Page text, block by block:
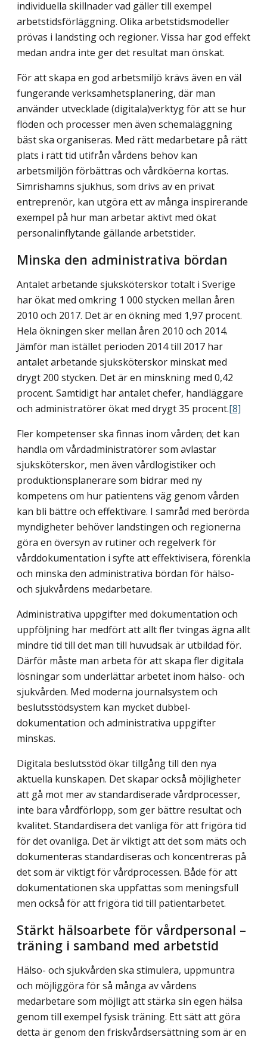
individuella skillnader vad gäller till exempel
arbetstidsförläggning. Olika arbetstidsmodeller
prövas i landsting och regioner. Vissa har god effekt
medan andra inte ger det resultat man önskat.
För att skapa en god arbetsmiljö krävs även en väl
fungerande verksamhets­planering, där man
använder utvecklade (digitala)verktyg för att se hur
flöden och processer men även schemaläggning
bäst ska organiseras. Med rätt medarbetare på rätt
plats i rätt tid utifrån vårdens behov kan
arbetsmiljön förbättras och vårdköerna kortas.
Simrishamns sjukhus, som drivs av en privat
entreprenör, kan utgöra ett av många inspirerande
exempel på hur man arbetar aktivt med ökat
personalinflytande gällande arbetstider.
Minska den administrativa bördan
Antalet arbetande sjuksköterskor totalt i Sverige
har ökat med omkring 1 000 stycken mellan åren
2010 och 2017. Det är en ökning med 1,97 procent.
Hela ökningen sker mellan åren 2010 och 2014.
Jämför man istället perioden 2014 till 2017 har
antalet arbetande sjuksköterskor minskat med
drygt 200 stycken. Det är en minskning med 0,42
procent. Samtidigt har antalet chefer, handläggare
och administratörer ökat med drygt 35 procent.[8]
Fler kompetenser ska finnas inom vården; det kan
handla om vårdadministratörer som avlastar
sjuksköterskor, men även vårdlogistiker och
produktionsplanerare som bidrar med ny
kompetens om hur patientens väg genom vården
kan bli bättre och effektivare. I samråd med berörda
myndigheter behöver landstingen och regionerna
göra en översyn av rutiner och regelverk för
vårddokumentation i syfte att effektivisera, förenkla
och minska den administrativa bördan för hälso-
och sjukvårdens medarbetare.
Administrativa uppgifter med dokumentation och
uppföljning har medfört att allt fler tvingas ägna allt
mindre tid till det man till huvudsak är utbildad för.
Därför måste man arbeta för att skapa fler digitala
lösningar som underlättar arbetet inom hälso- och
sjukvården. Med moderna journalsystem och
beslutsstödsystem kan mycket dubbel­
dokumentation och administrativa uppgifter
minskas.
Digitala beslutsstöd ökar tillgång till den nya
aktuella kunskapen. Det skapar också möjligheter
att gå mot mer av standardiserade vårdprocesser,
inte bara vårdförlopp, som ger bättre resultat och
kvalitet. Standardisera det vanliga för att frigöra tid
för det ovanliga. Det är viktigt att det som mäts och
dokumenteras standardiseras och koncen­treras på
det som är viktigt för vårdprocessen. Både för att
dokumentationen ska uppfattas som meningsfull
men också för att frigöra tid till patientarbetet.
Stärkt hälsoarbete för vårdpersonal –
träning i samband med arbetstid
Hälso- och sjukvården ska stimulera, uppmuntra
och möjliggöra för så många av vårdens
medarbetare som möjligt att stärka sin egen hälsa
genom till exempel fysisk träning. Ett sätt att göra
detta är genom den friskvårdsersättning som är en